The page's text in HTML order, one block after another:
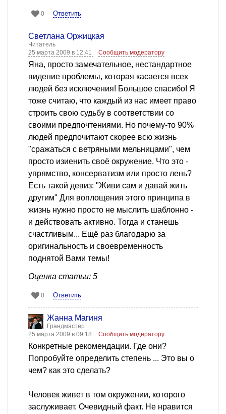
0 Ответить
Светлана Оржицкая
Читатель
25 марта 2009 в 12:41
Сообщить модератору
Яна, просто замечательное, нестандартное
видение проблемы, которая касается всех
людей без исключения! Большое спасибо! Я
тоже считаю, что каждый из нас имеет право
строить свою судьбу в соответствии со
своими предпочтениями. Но почему-то 90%
людей предпочитают скорее всю жизнь
"сражаться с ветряными мельницами", чем
просто изиенить своё окружение. Что это -
упрямство, консерватизм или просто лень?
Есть такой девиз: "Живи сам и давай жить
другим" Для воплощения этого принципа в
жизнь нужно просто не мыслить шаблонно -
и действовать активно. Тогда и станешь
счастливым... Ещё раз благодарю за
оригинальность и своевременность
поднятой Вами темы!
Оценка статьи: 5
0 Ответить
Жанна Магиня
Грандмастер
25 марта 2009 в 09:18
Сообщить модератору
Конкретные рекомендации. Где они?
Попробуйте определить степень ... Это вы о
чем? как это сделать?
Человек живет в том окружении, которого
заслуживает. Очевидный факт. Не нравится